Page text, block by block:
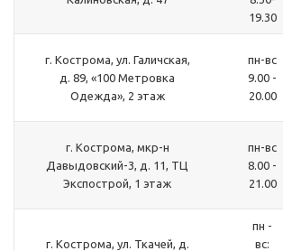
19.30
г. Кострома, ул. Галичская,
д. 89, «100 Метровка
Одежда», 2 этаж
пн-вс
9.00 -
20.00
г. Кострома, мкр-н
Давыдовский-3, д. 11, ТЦ
Экспострой, 1 этаж
пн-вс
8.00 -
21.00
г. Кострома, ул. Ткачей, д.
пн -
вс: